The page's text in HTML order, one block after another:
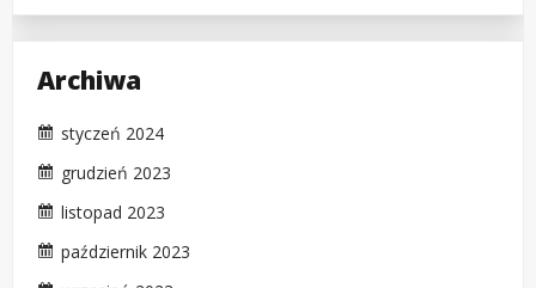
Archiwa
styczeń 2024
grudzień 2023
listopad 2023
październik 2023